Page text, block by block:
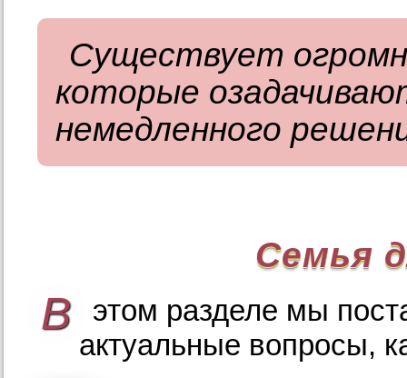
Существует
которые
немедленного
Семья
В
этом разделе мы
актуальные вопросы,